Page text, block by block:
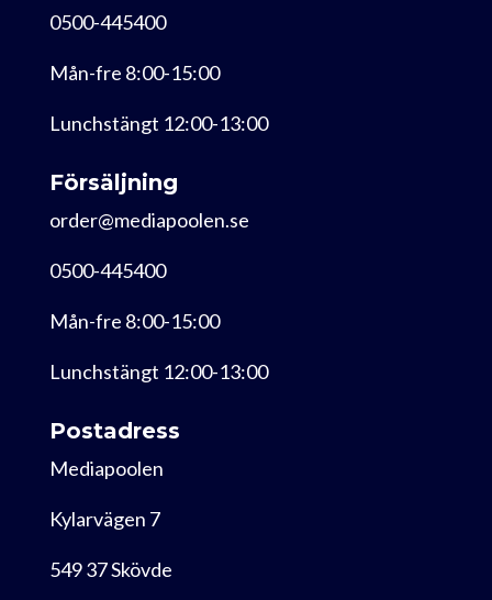
0500-445400
Mån-fre 8:00-15:00
Lunchstängt 12:00-13:00
Försäljning
order@mediapoolen.se
0500-445400
Mån-fre 8:00-15:00
Lunchstängt 12:00-13:00
Postadress
Mediapoolen
Kylarvägen 7
549 37 Skövde